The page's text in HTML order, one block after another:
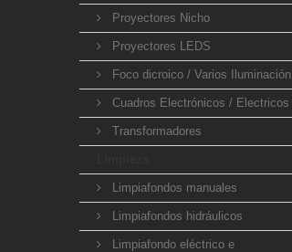
Proyectores Nicho
Proyectores LEDS
Foco dicroico / Varios Iluminación
Cuadros Electrónicos / Electricos
Transformadores
Limpiafondos manuales
Limpiafondos hidráulicos
Limpiafondo eléctrico e